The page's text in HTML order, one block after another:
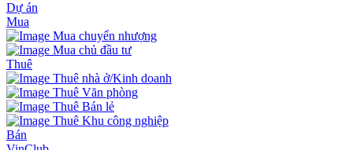
Dự án
Mua
Mua chuyển nhượng
Mua chủ đầu tư
Thuê
Thuê nhà ở/Kinh doanh
Thuê Văn phòng
Thuê Bán lẻ
Thuê Khu công nghiệp
Bán